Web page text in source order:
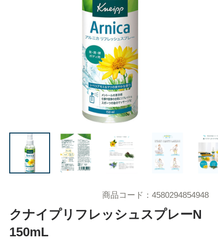
クナイプリフレッシュスプレーN
150mL
商品コード 4580294854948